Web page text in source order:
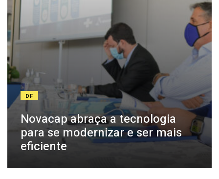
DF
Novacap abraça a tecnologia
para se modernizar e ser mais
eficiente